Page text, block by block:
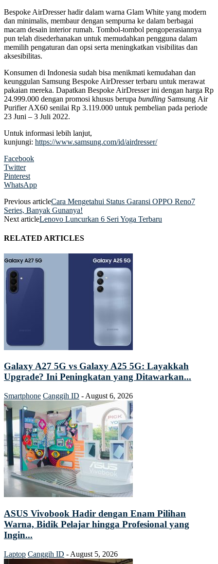
Bespoke AirDresser hadir dalam warna Glam White yang modern
dan minimalis, membaur dengan sempurna ke dalam berbagai
macam desain interior rumah. Tombol-tombol pengoperasiannya
pun telah disederhanakan untuk memudahkan pengguna dalam
memilih pengaturan dan opsi serta meningkatkan visibilitas dan
aksesibilitas.
Konsumen di Indonesia sudah bisa menikmati kemudahan dan
keunggulan Samsung Bespoke AirDresser terbaru untuk merawat
pakaian mereka. Dapatkan Bespoke AirDresser ini dengan harga Rp
24.999.000 dengan promosi khusus berupa bundling Samsung Air
Purifier AX60 senilai Rp 3.119.000 untuk pembelian pada periode
23 Juni – 3 Juli 2022.
Untuk informasi lebih lanjut,
kunjungi: https://www.samsung.com/id/airdresser/
Facebook
Twitter
Pinterest
WhatsApp
Previous articleCara Mengetahui Status Garansi OPPO Reno7
Series, Banyak Gunanya!
Next articleLenovo Luncurkan 6 Seri Yoga Terbaru
RELATED ARTICLES
Galaxy A27 5G vs Galaxy A25 5G: Layakkah
Upgrade? Ini Peningkatan yang Ditawarkan...
Smartphone Canggih ID - August 6, 2026
ASUS Vivobook Hadir dengan Enam Pilihan
Warna, Bidik Pelajar hingga Profesional yang
Ingin...
Laptop Canggih ID - August 5, 2026